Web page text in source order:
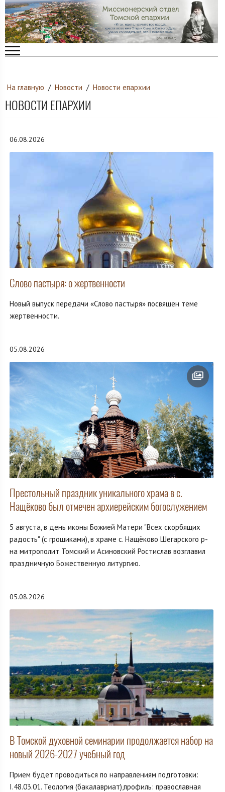
На главную / Новости / Новости епархии
НОВОСТИ ЕПАРХИИ
06.08.2026
Слово пастыря: о жертвенности
Новый выпуск передачи «Слово пастыря» посвящен теме
жертвенности.
05.08.2026
Престольный праздник уникального храма в с.
Нащёково был отмечен архиерейским богослужением
5 августа, в день иконы Божией Матери "Всех скорбящих
радость" (с грошиками), в храме с. Нащёково Шегарского р-
на митрополит Томский и Асиновский Ростислав возглавил
праздничную Божественную литургию.
05.08.2026
В Томской духовной семинарии продолжается набор на
новый 2026-2027 учебный год
Прием будет проводиться по направлениям подготовки:
I.48.03.01. Теология (бакалавриат),профиль: православная